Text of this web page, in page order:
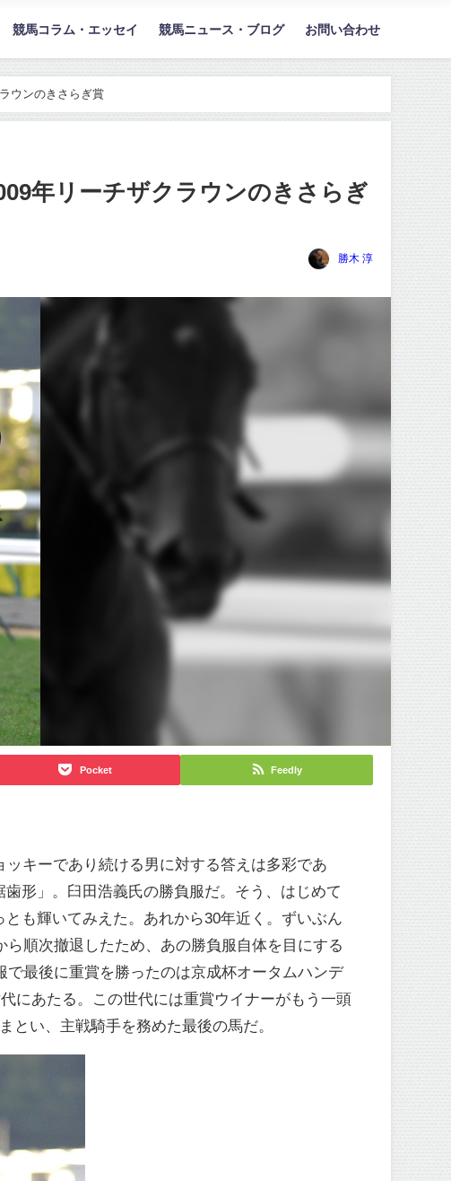
競馬コラム・エッセイ 競馬ニュース・ブログ お問い合わせ
ウンのきさらぎ賞
年リーチザクラウンのきさらぎ
勝木 淳
Pocket Feedly
キーであり続ける男に対する答えは多彩であ
形」。臼田浩義氏の勝負服だ。そう、はじめて
も輝いてみえた。あれから30年近く。ずいぶん
順次撤退したため、あの勝負服自体を目にする
最後に重賞を勝ったのは京成杯オータムハンデ
にあたる。この世代には重賞ウイナーがもう一頭
とい、主戦騎手を務めた最後の馬だ。